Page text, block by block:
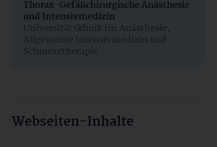
Thorax-Gefäßchirurgische Anästhesie
und Intensivmedizin
Universitätsklinik für Anästhesie,
Allgemeine Intensivmedizin und
Schmerztherapie
Webseiten-Inhalte